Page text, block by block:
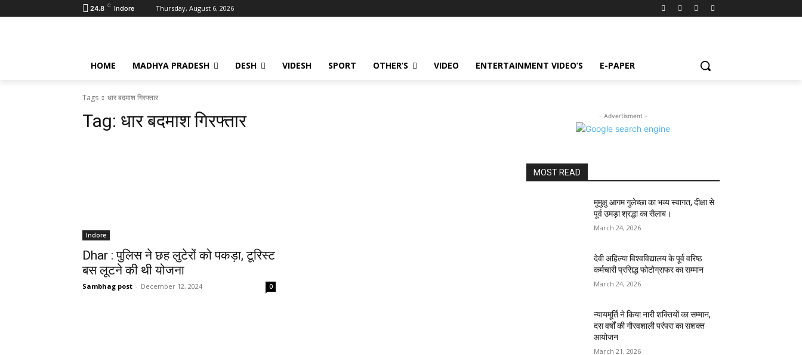
24.8 C Indore Thursday, August 6, 2026
HOME MADHYA PRADESH DESH VIDESH SPORT OTHER’S VIDEO ENTERTAINMENT VIDEO’S E-PAPER
Tags धार बदमाश गिरफ्तार
Tag: धार बदमाश गिरफ्तार
Indore
Dhar : पुलिस ने छह लुटेरों को पकड़ा, टूरिस्ट
बस लूटने की थी योजना
Sambhag post - December 12, 2024 0
- Advertisment -
MOST READ
मुमुक्षु आगम गुलेच्छा का भव्य स्वागत, दीक्षा से
पूर्व उमड़ा श्रद्धा का सैलाब।
March 24, 2026
देवी अहिल्या विश्वविद्यालय के पूर्व वरिष्ठ
कर्मचारी प्रसिद्ध फोटोग्राफर का सम्मान
March 24, 2026
न्यायमूर्ति ने किया नारी शक्तियों का सम्मान,
दस वर्षों की गौरवशाली परंपरा का सशक्त
आयोजन
March 21, 2026